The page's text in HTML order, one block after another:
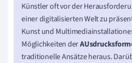
Künstler oft vor der
einer digitalisierten Welt zu
Kunst und
Möglichkeiten der
traditionelle Ansätze heraus.